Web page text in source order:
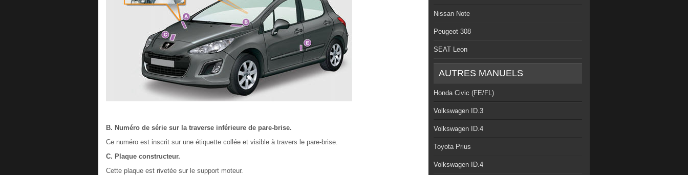
B. Numéro de série sur la traverse inférieure de pare-brise.
Ce numéro est inscrit sur une étiquette collée et visible à travers le pare-brise.
C. Plaque constructeur.
Cette plaque est rivetée sur le support moteur.
Nissan Note
Peugeot 308
SEAT Leon
AUTRES MANUELS
Honda Civic (FE/FL)
Volkswagen ID.3
Volkswagen ID.4
Toyota Prius
Volkswagen ID.4